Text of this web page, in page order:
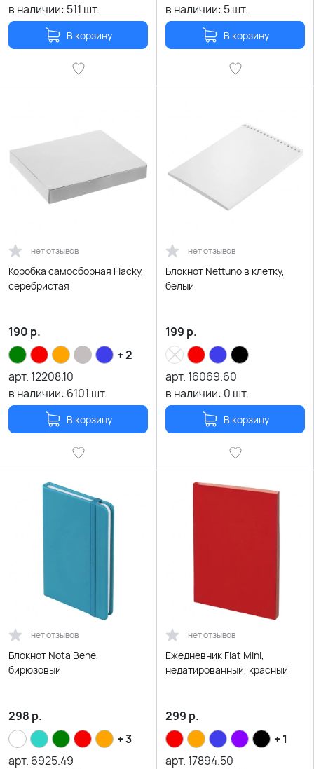
в наличии: 511 шт.
В корзину
в наличии: 5шт.
В корзину
нет отзывов
Коробка самосборная Flacky,
серебристая
190 р.
+ 2
арт. 12208.10
в наличии: 6101 шт.
В корзину
нет отзывов
Блокнот Nettuno в клетку,
белый
199 р.
арт. 16069.60
в наличии: 0 шт.
В корзину
нет отзывов
Блокнот Nota Bene,
бирюзовый
298 р.
+ 3
арт. 6925.49
нет отзывов
Ежедневник Flat Mini,
недатированный, красный
299 р.
+ 1
арт. 17894.50